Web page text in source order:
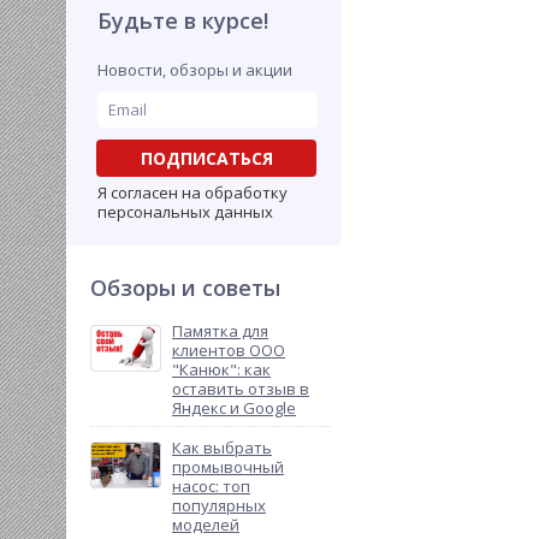
Будьте в курсе!
Новости, обзоры и акции
ПОДПИСАТЬСЯ
Я согласен на обработку
персональных данных
Обзоры и советы
Памятка для
клиентов ООО
"Канюк": как
оставить отзыв в
Яндекс и Google
Как выбрать
промывочный
насос: топ
популярных
моделей